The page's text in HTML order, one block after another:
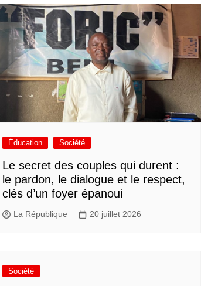
Éducation Société
Le secret des couples qui durent :
le pardon, le dialogue et le respect,
clés d’un foyer épanoui
La République 20 juillet 2026
Société